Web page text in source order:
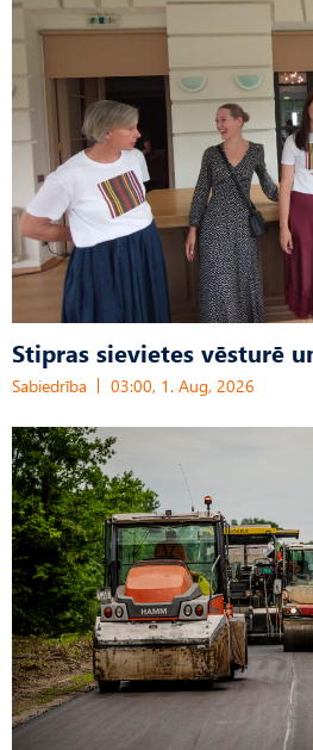
Stipras sievietes vēsturē
Sabiedrība 03:00, 1. Aug, 2026